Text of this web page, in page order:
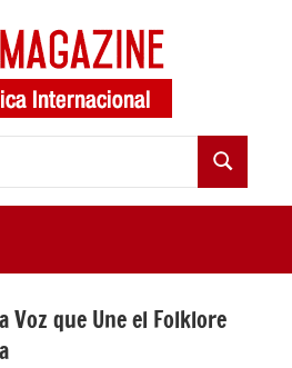
Buscar
Voz que Une el Folklore